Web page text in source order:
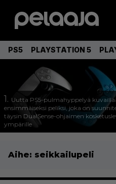
PS5 PLAYSTATION 5
1. Uutta PS5-pulmahyppelyä
ensimmäiseksi peliksi, joka on
täysin DualSense-ohjaimen
ympärille
Aihe: seikkailupeli